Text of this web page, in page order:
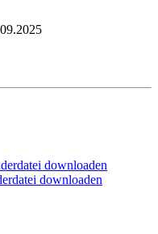
downloaden
downloaden